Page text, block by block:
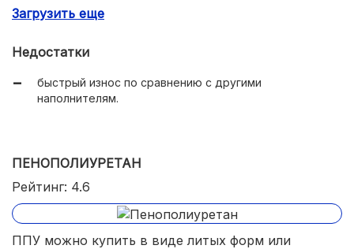
доступная цена.
Загрузить еще
Недостатки
быстрый износ по сравнению с другими
наполнителям.
ПЕНОПОЛИУРЕТАН
Рейтинг: 4.6
ППУ можно купить в виде литых форм или